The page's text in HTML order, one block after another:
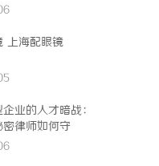
上海配眼镜
业的人才暗战：
律师如何守
走”的底线